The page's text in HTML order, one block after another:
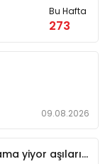
Bu Hafta
273
09.08.2026
Kum eğitimi var kuru mama yiyor aşıları tam uysaldır